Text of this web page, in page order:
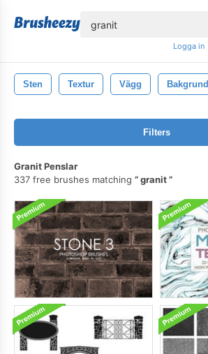
Logga in
Sten Textur Vägg Bakgrund
Filters
Granit Penslar
337 free brushes matching
granit